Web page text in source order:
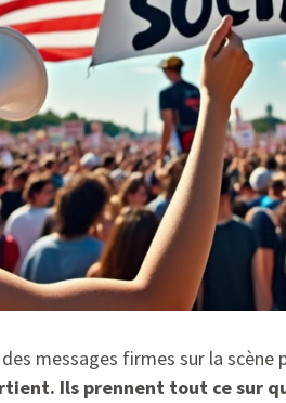
messages firmes sur la
Ils prennent tout ce sur